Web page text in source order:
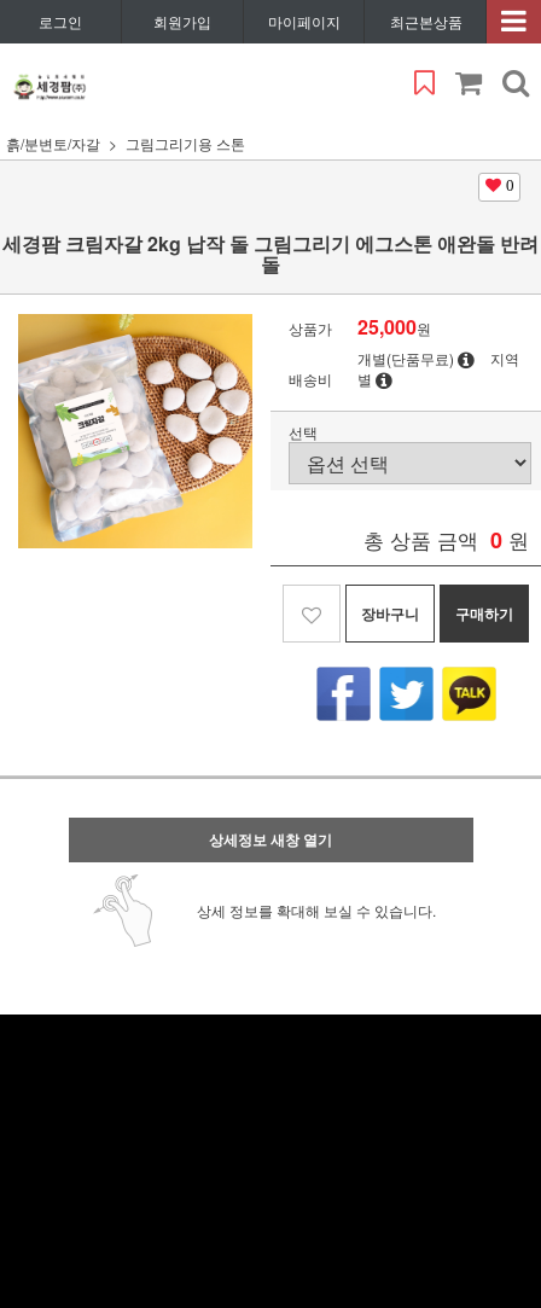
로그인 회원가입 마이페이지 최근본상품
흙/분변토/자갈 그림그리기용 스톤
0
세경팜 크림자갈 2kg 납작 돌 그림그리기 에그스톤 애완돌 반려
돌
상품가 25,000원
배송비
개별(단품무료)
지역
별
선택
총 상품 금액 0 원
장바구니 구매하기
상세정보 새창 열기
상세 정보를 확대해 보실 수 있습니다.